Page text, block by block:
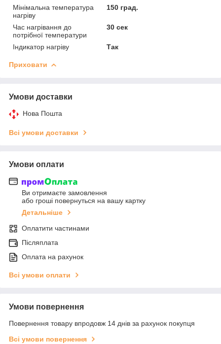
Мінімальна температура
нагріву
150 град.
Час нагрівання до
потрібної температури
30 сек
Індикатор нагріву Так
Приховати
Умови доставки
Нова Пошта
Всі умови доставки
Умови оплати
Ви отримаєте замовлення
або гроші повернуться на вашу картку
Детальніше
Оплатити частинами
Післяплата
Оплата на рахунок
Всі умови оплати
Умови повернення
Повернення товару впродовж 14 днів за рахунок покупця
Всі умови повернення